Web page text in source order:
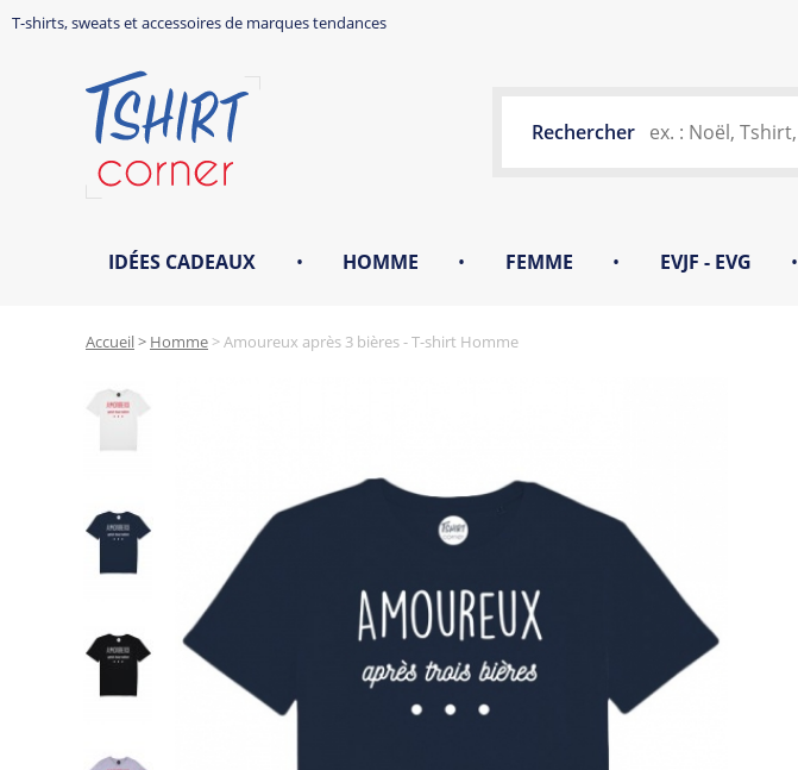
T-shirts, sweats et accessoires de marques tendances
Rechercher
IDÉES CADEAUX • HOMME • FEMME • EVJF - EVG •
Accueil> Homme >Amoureux après 3 bières - T-shirt Homme